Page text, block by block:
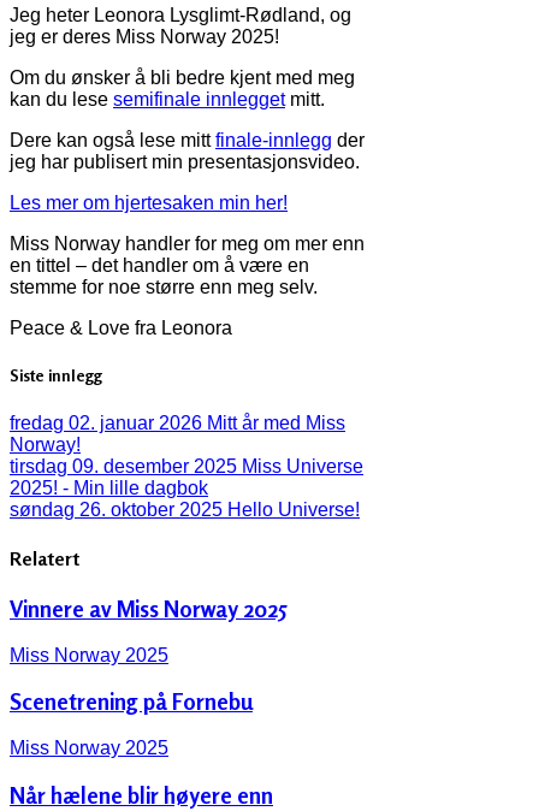
Jeg heter Leonora Lysglimt-Rødland, og
jeg er deres Miss Norway 2025!
Om du ønsker å bli bedre kjent med meg
kan du lese semifinale innleggetmitt.
Dere kan også lese mittfinale-innlegg der
jeg har publisert min presentasjonsvideo.
Les mer om hjertesaken min her!
Miss Norway handler for meg om mer enn
en tittel – det handler om å være en
stemme for noe større enn meg selv.
Peace & Love fra Leonora
Siste innlegg
fredag 02. januar 2026 Mitt år med Miss
Norway!
tirsdag 09. desember 2025 Miss Universe
2025! - Min lille dagbok
søndag 26. oktober 2025 Hello Universe!
Relatert
Vinnere av Miss Norway 2025
Miss Norway 2025
Scenetrening på Fornebu
Miss Norway 2025
Når hælene blir høyere enn